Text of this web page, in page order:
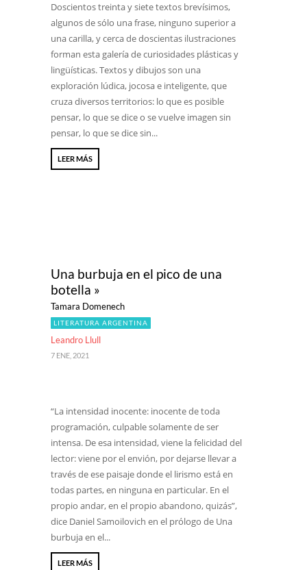
Doscientos treinta y siete textos brevísimos,
algunos de sólo una frase, ninguno superior a
una carilla, y cerca de doscientas ilustraciones
forman esta galería de curiosidades plásticas y
lingüísticas. Textos y dibujos son una
exploración lúdica, jocosa e inteligente, que
cruza diversos territorios: lo que es posible
pensar, lo que se dice o se vuelve imagen sin
pensar, lo que se dice sin...
LEER MÁS
Una burbuja en el pico de una
botella »
Tamara Domenech
LITERATURA ARGENTINA
Leandro Llull
7 ENE, 2021
“La intensidad inocente: inocente de toda
programación, culpable solamente de ser
intensa. De esa intensidad, viene la felicidad del
lector: viene por el envión, por dejarse llevar a
través de ese paisaje donde el lirismo está en
todas partes, en ninguna en particular. En el
propio andar, en el propio abandono, quizás”,
dice Daniel Samoilovich en el prólogo de Una
burbuja en el...
LEER MÁS